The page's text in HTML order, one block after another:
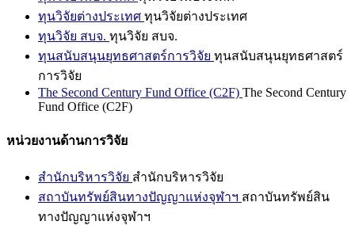
ทุนวิจัยต่างประเทศ ทุนวิจัยต่างประเทศ
ทุนวิจัย สบจ. ทุนวิจัย สบจ.
ทุนสนับสนุนยุทธศาสตร์การวิจัย ทุนสนับสนุนยุทธศาสตร์
การวิจัย
The Second Century Fund Office (C2F) The Second Century
Fund Office (C2F)
หน่วยงานด้านการวิจัย
สำนักบริหารวิจัย สำนักบริหารวิจัย
สถาบันทรัพย์สินทางปัญญาแห่งจุฬาฯ สถาบันทรัพย์สิน
ทางปัญญาแห่งจุฬาฯ